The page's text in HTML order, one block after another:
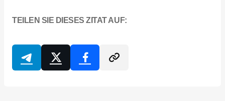
TEILEN SIE DIESES ZITAT AUF: